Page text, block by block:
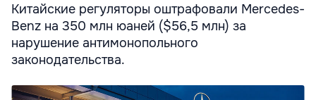
Китайские регуляторы оштрафовали Mercedes-
Benz на 350 млн юаней ($56,5 млн) за
нарушение антимонопольного
законодательства.